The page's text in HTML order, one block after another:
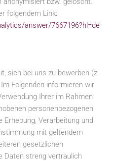
folgendem Link:
answer/7667196?hl=de
sich bei uns zu bewerben (z.
Folgenden informieren wir
Ihrer im Rahmen
personenbezogenen
Erhebung, Verarbeitung und
mit geltendem
gesetzlichen
Daten streng vertraulich